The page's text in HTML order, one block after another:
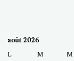
août 2026
L
M M